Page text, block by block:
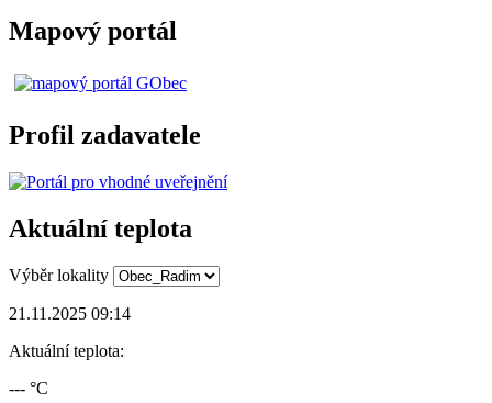
Mapový portál
Profil zadavatele
Aktuální teplota
Výběr lokality
21.11.2025 09:14
Aktuální teplota:
--- °C